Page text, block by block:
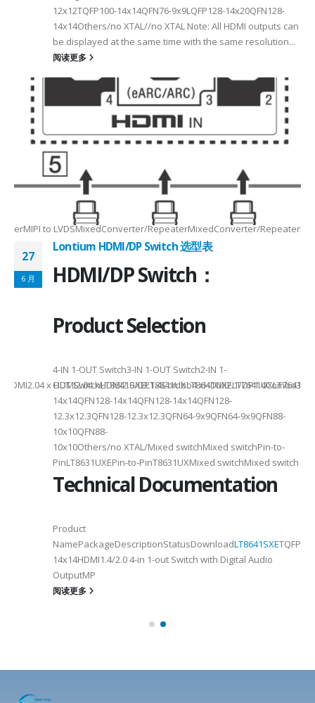
Max2.5Gbps MaxLanes/Port××1/2/3/4configurable1/2/3/
for CSI×TTL××××24bit RGBBT656/BT112024bit RGBBT656/
x HDMI2.04 x HDMI2.04 xHDMI2.0/DP1.4Combo4 xHDMI2.1/
Max148.5MHz Max×200MHz Max154MHz Max297MHz
Max2.5Gbps Max×Lanes/Port1/2/3/4configurable1/2/3/
to LVDSMixedConverter/RepeaterMixedConverter/
12x12TQFP100-14x14QFN76-9x9LQFP128-14x20QFN128-
14x14Others/no XTAL//no XTAL Note: All HDMI outputs can
be displayed at the same time with the same resolution...
阅读更多
27
6 月
Lontium HDMI/DP Switch 选型表
HDMI/DP Switch：
Product Selection
4-IN 1-OUT Switch3-IN 1-OUT Switch2-IN 1-
OUT
14x14QFN128-14x14QFN128-14x14QFN128-
12.3x12.3QFN128-12.3x12.3QFN64-9x9QFN64-9x9QFN88-
10x10QFN88-
10x10Others/no XTAL/Mixed switchMixed switchPin-to-
PinLT8631UXEPin-to-PinT8631UXMixed switchMixed switch
Technical Documentation
Product
NamePackageDescriptionStatusDownloadLT8641SXE
14x14HDMI1.4/2.0 4-in 1-out Switch with Digital Audio
OutputMP
阅读更多